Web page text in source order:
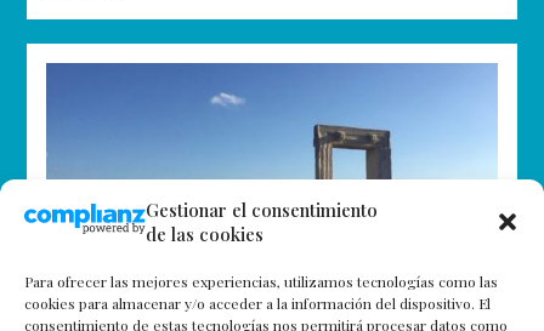
Gestionar el consentimiento
de las cookies
Para ofrecer las mejores experiencias, utilizamos tecnologías como las
cookies para almacenar y/o acceder a la información del dispositivo. El
consentimiento de estas tecnologías nos permitirá procesar datos como